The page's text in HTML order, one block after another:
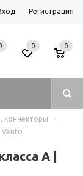
Регистрация
0
0
коннекторы
-
Vento
А |